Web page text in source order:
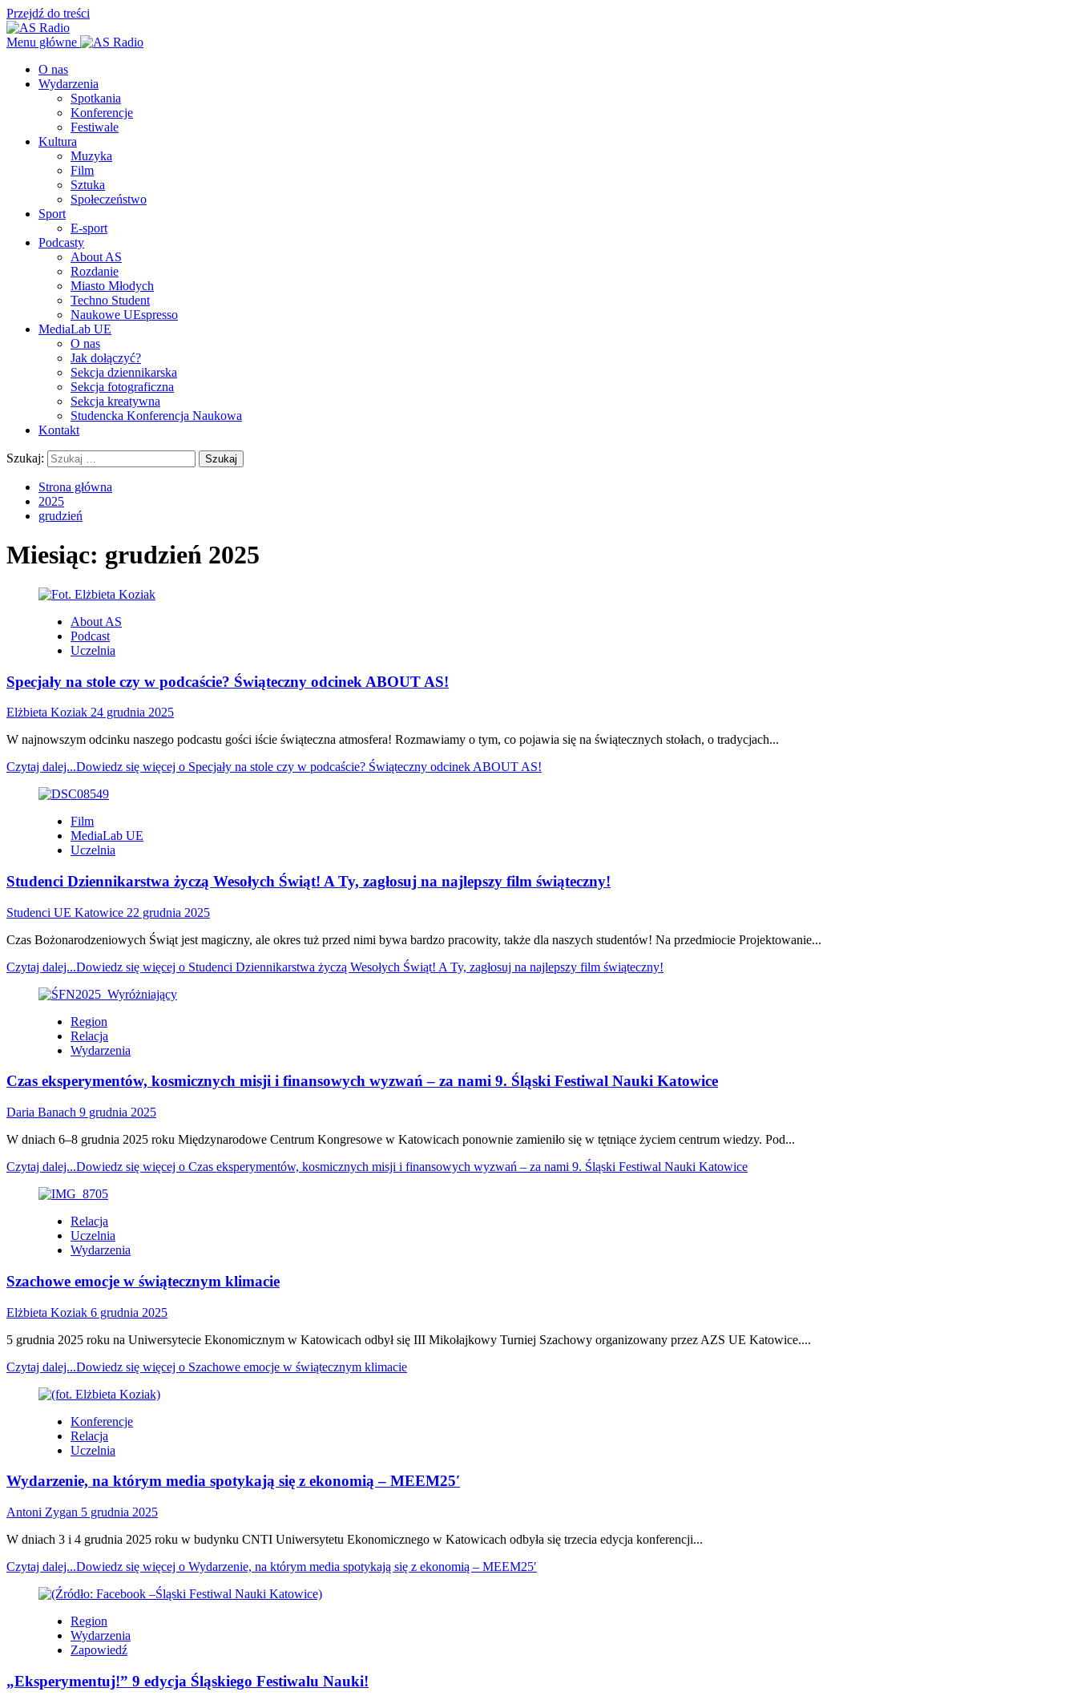
Przejdź do treści
Menu główne
O nas
Wydarzenia
Spotkania
Konferencje
Festiwale
Kultura
Muzyka
Film
Sztuka
Społeczeństwo
Sport
E-sport
Podcasty
About AS
Rozdanie
Miasto Młodych
Techno Student
Naukowe UEspresso
MediaLab UE
O nas
Jak dołączyć?
Sekcja dziennikarska
Sekcja fotograficzna
Sekcja kreatywna
Studencka Konferencja Naukowa
Kontakt
Szukaj:
Strona główna
2025
grudzień
Miesiąc: grudzień 2025
About AS
Podcast
Uczelnia
Specjały na stole czy w podcaście? Świąteczny odcinek ABOUT AS!
Elżbieta Koziak 24 grudnia 2025
W najnowszym odcinku naszego podcastu gości iście świąteczna atmosfera! Rozmawiamy o tym, co pojawia się na świątecznych stołach, o tradycjach...
Czytaj dalej...Dowiedz się więcej o Specjały na stole czy w podcaście? Świąteczny odcinek ABOUT AS!
Film
MediaLab UE
Uczelnia
Studenci Dziennikarstwa życzą Wesołych Świąt! A Ty, zagłosuj na najlepszy film świąteczny!
Studenci UE Katowice 22 grudnia 2025
Czas Bożonarodzeniowych Świąt jest magiczny, ale okres tuż przed nimi bywa bardzo pracowity, także dla naszych studentów! Na przedmiocie Projektowanie...
Czytaj dalej...Dowiedz się więcej o Studenci Dziennikarstwa życzą Wesołych Świąt! A Ty, zagłosuj na najlepszy film świąteczny!
Region
Relacja
Wydarzenia
Czas eksperymentów, kosmicznych misji i finansowych wyzwań – za nami 9. Śląski Festiwal Nauki Katowice
Daria Banach 9 grudnia 2025
W dniach 6–8 grudnia 2025 roku Międzynarodowe Centrum Kongresowe w Katowicach ponownie zamieniło się w tętniące życiem centrum wiedzy. Pod...
Czytaj dalej...Dowiedz się więcej o Czas eksperymentów, kosmicznych misji i finansowych wyzwań – za nami 9. Śląski Festiwal Nauki Katowice
Relacja
Uczelnia
Wydarzenia
Szachowe emocje w świątecznym klimacie
Elżbieta Koziak 6 grudnia 2025
5 grudnia 2025 roku na Uniwersytecie Ekonomicznym w Katowicach odbył się III Mikołajkowy Turniej Szachowy organizowany przez AZS UE Katowice....
Czytaj dalej...Dowiedz się więcej o Szachowe emocje w świątecznym klimacie
Konferencje
Relacja
Uczelnia
Wydarzenie, na którym media spotykają się z ekonomią – MEEM25′
Antoni Zygan 5 grudnia 2025
W dniach 3 i 4 grudnia 2025 roku w budynku CNTI Uniwersytetu Ekonomicznego w Katowicach odbyła się trzecia edycja konferencji...
Czytaj dalej...Dowiedz się więcej o Wydarzenie, na którym media spotykają się z ekonomią – MEEM25′
Region
Wydarzenia
Zapowiedź
„Eksperymentuj!” 9 edycja Śląskiego Festiwalu Nauki!